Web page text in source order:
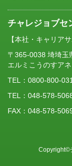
チャレジョブセ
【本社・キャリア
〒365-0038 埼埼玉
エルミこうのすア
TEL： 0800-800-
TEL：048-578-
FAX：048-578-
Copyright©